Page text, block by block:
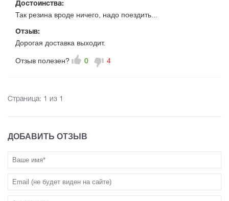
Достоинства:
Так резина вроде ничего, надо поездить...
Отзыв:
Дорогая доставка выходит.
Отзыв полезен? 0 4
Страница: 1 из 1
ДОБАВИТЬ ОТЗЫВ